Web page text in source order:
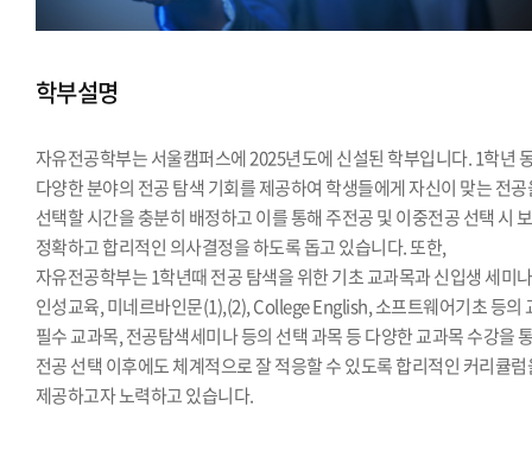
학부설명
자유전공학부는 서울캠퍼스에 2025년도에 신설된 학부입니다. 1학년
다양한 분야의 전공 탐색 기회를 제공하여 학생들에게 자신이 맞는 전
선택할 시간을 충분히 배정하고 이를 통해 주전공 및 이중전공 선택 시
정확하고 합리적인 의사결정을 하도록 돕고 있습니다. 또한,
자유전공학부는 1학년때 전공 탐색을 위한 기초 교과목과 신입생 세미
인성교육, 미네르바인문(1),(2), College English, 소프트웨어기초 등의
필수 교과목, 전공탐색세미나 등의 선택 과목 등 다양한 교과목 수강을
전공 선택 이후에도 체계적으로 잘 적응할 수 있도록 합리적인 커리큘
제공하고자 노력하고 있습니다.